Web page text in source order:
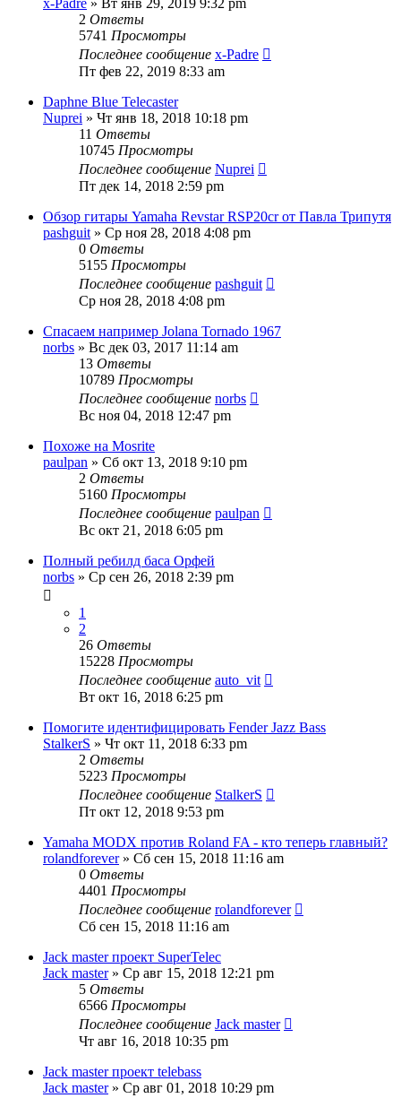
2 Ответы
5741 Просмотры
Последнее сообщение x-Padre
Пт фев 22, 2019 8:33 am
Daphne Blue Telecaster
Nuprei » Чт янв 18, 2018 10:18 pm
11 Ответы
10745 Просмотры
Последнее сообщение Nuprei
Пт дек 14, 2018 2:59 pm
Обзор гитары Yamaha Revstar RSP20cr от Павла Трипутя
pashguit » Ср ноя 28, 2018 4:08 pm
0 Ответы
5155 Просмотры
Последнее сообщение pashguit
Ср ноя 28, 2018 4:08 pm
Спасаем например Jolana Tornado 1967
norbs » Вс дек 03, 2017 11:14 am
13 Ответы
10789 Просмотры
Последнее сообщение norbs
Вс ноя 04, 2018 12:47 pm
Похоже на Mosrite
paulpan » Сб окт 13, 2018 9:10 pm
2 Ответы
5160 Просмотры
Последнее сообщение paulpan
Вс окт 21, 2018 6:05 pm
Полный ребилд баса Орфей
norbs » Ср сен 26, 2018 2:39 pm
1
2
26 Ответы
15228 Просмотры
Последнее сообщение auto_vit
Вт окт 16, 2018 6:25 pm
Помогите идентифицировать Fender Jazz Bass
StalkerS » Чт окт 11, 2018 6:33 pm
2 Ответы
5223 Просмотры
Последнее сообщение StalkerS
Пт окт 12, 2018 9:53 pm
Yamaha MODX против Roland FA - кто теперь главный?
rolandforever» Сб сен 15, 2018 11:16 am
0 Ответы
4401 Просмотры
Последнее сообщение rolandforever
Сб сен 15, 2018 11:16 am
Jack master проект SuperTelec
Jack master» Ср авг 15, 2018 12:21 pm
5 Ответы
6566 Просмотры
Последнее сообщение Jack master
Чт авг 16, 2018 10:35 pm
Jack master проект telebass
Jack master» Ср авг 01, 2018 10:29 pm